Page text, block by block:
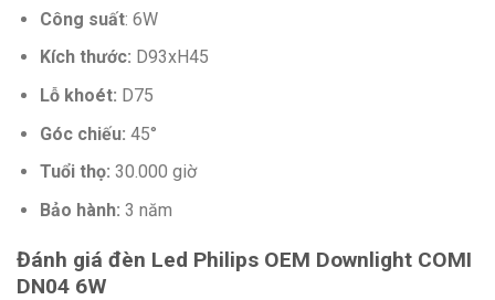
Công suất: 6W
Kích thước: D93xH45
Lỗ khoét: D75
Góc chiếu: 45°
Tuổi thọ: 30.000 giờ
Bảo hành: 3 năm
Đánh giá đèn Led Philips OEM Downlight COMI
DN04 6W